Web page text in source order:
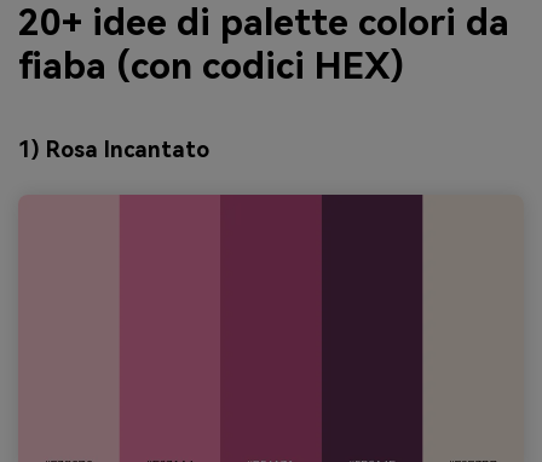
20+ idee di palette colori da
fiaba (con codici HEX)
1) Rosa Incantato